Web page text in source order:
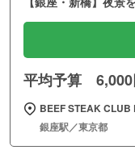
平均予算 6,000
BEEF STEAK CLUB
銀座駅／東京都